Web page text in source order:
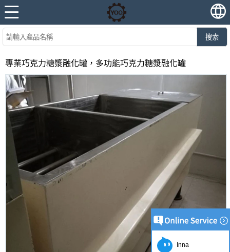
搜索
專業巧克力糖漿融化罐，多功能巧克力糖漿融化罐
Inna